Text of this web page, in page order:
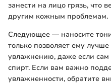
занести на лицо грязь, что
другим кожным проблемам.
Следующее — наносите
только позволяет ему лучше
увлажнению, даже если сам
спирт. Если вам важно
увлажненности, обратите